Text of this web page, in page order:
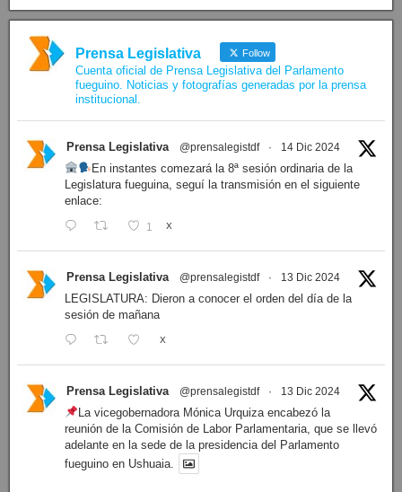
Prensa Legislativa Follow
Cuenta oficial de Prensa Legislativa del Parlamento
fueguino. Noticias y fotografías generadas por la prensa
institucional.
Prensa Legislativa @prensalegistdf · 14 Dic 2024
En instantes comezará la 8ª sesión ordinaria de la
Legislatura fueguina, seguí la transmisión en el siguiente
enlace:
1 X
Prensa Legislativa @prensalegistdf · 13 Dic 2024
LEGISLATURA: Dieron a conocer el orden del día de la
sesión de mañana
X
Prensa Legislativa @prensalegistdf · 13 Dic 2024
La vicegobernadora Mónica Urquiza encabezó la
reunión de la Comisión de Labor Parlamentaria, que se llevó
adelante en la sede de la presidencia del Parlamento
fueguino en Ushuaia.